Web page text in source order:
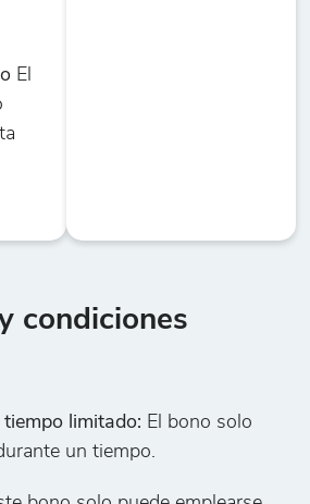
El
condiciones
limitado: El bono solo
un tiempo.